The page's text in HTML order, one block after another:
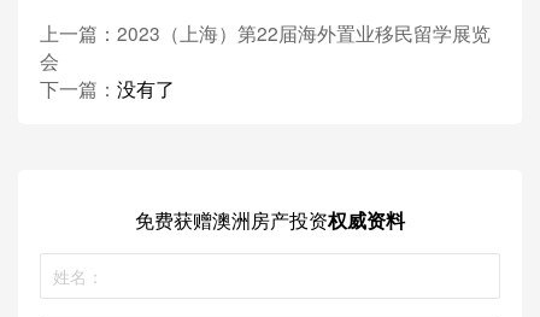
上一篇： 2023（上海）第22届海外置业移民留学展览
会
下一篇： 没有了
免费获赠澳洲房产投资权威资料